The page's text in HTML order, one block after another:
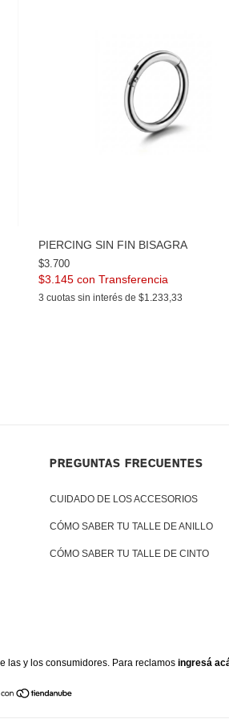
PIERCING SIN FIN BISAGRA
$3.700
$3.145 con
3 cuotas sin interés de $1.233,33
PREGUNTAS FRECUENTES
CUIDADO DE LOS ACCESORIOS
CÓMO SABER TU TALLE DE ANILLO
CÓMO SABER TU TALLE DE CINTO
las y los consumidores. Para reclamos ingresá